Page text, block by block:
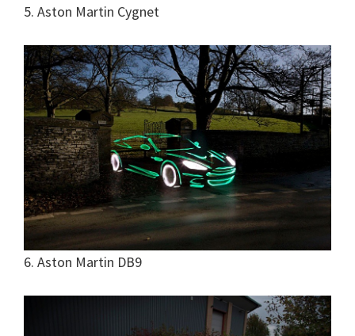
5. Aston Martin Cygnet
6. Aston Martin DB9